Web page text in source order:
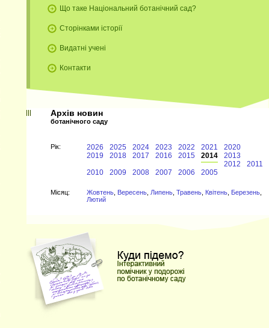
Що таке Національний ботанічний сад?
Сторінками історії
Видатні учені
Контакти
Архів новин
ботанічного саду
Рiк: 2026 2025 2024 2023 2022 2021
2020
2019
2018 2017 2016 2015 2014
2013
2012
2011
2010
2009 2008 2007 2006 2005
Мiсяц: Жовтень Вересень Липень Травень Квітень Березень
Лютий